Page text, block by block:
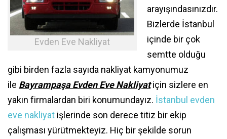
Evden Eve Nakliyat
arayışındasınızdır.
Bizlerde İstanbul
içinde bir çok
semtte olduğu
gibi birden fazla sayıda nakliyat kamyonumuz
ile Bayrampaşa Evden Eve Nakliyatiçin sizlere en
yakın firmalardan biri konumundayız. İstanbul evden
eve nakliyat işlerinde son derece titiz bir ekip
çalışması yürütmekteyiz. Hiç bir şekilde sorun